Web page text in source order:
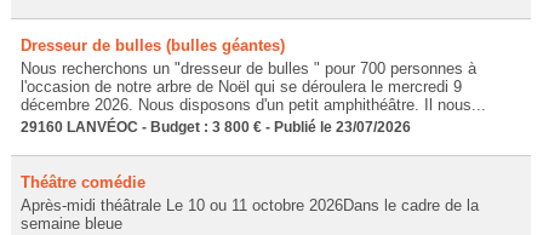
Dresseur de bulles (bulles géantes)
Nous recherchons un "dresseur de bulles " pour 700 personnes à
l'occasion de notre arbre de Noël qui se déroulera le mercredi 9
décembre 2026. Nous disposons d'un petit amphithéâtre. Il nous...
29160 LANVÉOC - Budget : 3 800 € - Publié le 23/07/2026
Théâtre comédie
Après-midi théâtrale Le 10 ou 11 octobre 2026Dans le cadre de la
semaine bleue